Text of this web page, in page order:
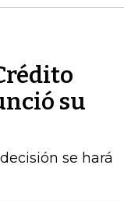
su
se hará